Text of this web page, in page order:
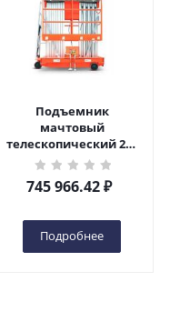
Подъемник
мачтовый
телескопический 200
кг 10 м TOR GTWY10-
200S DC 2-мачтовый
(автономный) (N) в
745 966.42₽
Подробнее